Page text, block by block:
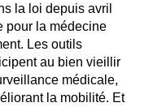
la loi depuis avril
pour la médecine
Les outils
au bien vieillir
médicale,
la mobilité. Et